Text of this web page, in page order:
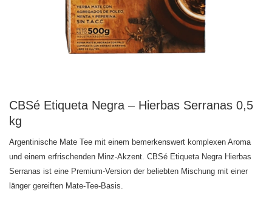
CBSé Etiqueta Negra – Hierbas Serranas 0,5
kg
Argentinische Mate Tee mit einem bemerkenswert komplexen Aroma
und einem erfrischenden Minz-Akzent. CBSé Etiqueta Negra Hierbas
Serranas ist eine Premium-Version der beliebten Mischung mit einer
länger gereiften Mate-Tee-Basis.